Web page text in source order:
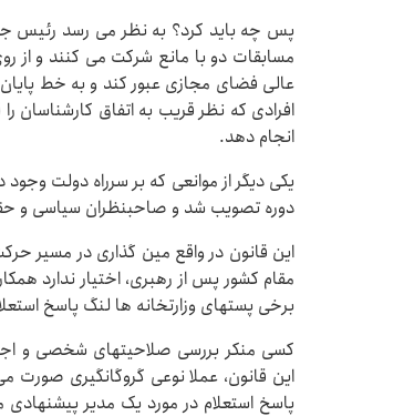
پس چه باید کرد؟ به نظر می رسد رئیس
مسابقات دو با مانع شرکت می کنند و از
عالی فضای مجازی عبور کند و به خط پایان
افرادی که نظر قریب به اتفاق کارشناسان
انجام دهد.
دوره تصویب شد و صاحبنظران سیاسی و
این قانون در واقع مین گذاری در مسیر
برخی پستهای وزارتخانه ها لنگ پاسخ
کسی منکر بررسی صلاحیتهای شخصی و
این قانون، عملا نوعی گروگانگیری
پاسخ استعلام در مورد یک مدیر